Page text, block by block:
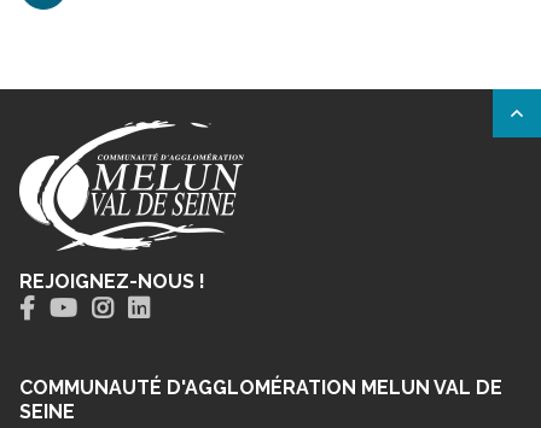
REJOIGNEZ-NOUS !
COMMUNAUTÉ D'AGGLOMÉRATION MELUN VAL DE
SEINE